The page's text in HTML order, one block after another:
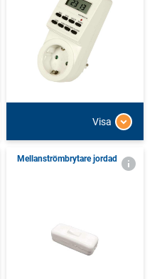
Visa
Mellanströmbrytare jordad